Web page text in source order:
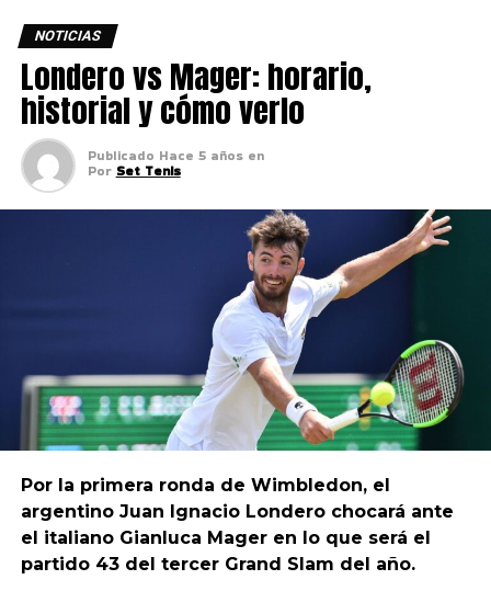
NOTICIAS
Londero vs Mager: horario,
historial y cómo verlo
Publicado Hace 5 años en
Por Set Tenis
Por la primera ronda de Wimbledon, el
argentino Juan Ignacio Londero chocará ante
el italiano Gianluca Mager en lo que será el
partido 43 del tercer Grand Slam del año.